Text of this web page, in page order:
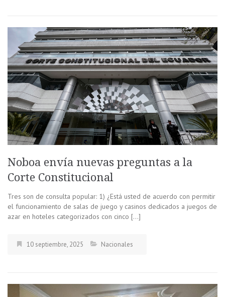
Noboa envía nuevas preguntas a la
Corte Constitucional
Tres son de consulta popular: 1) ¿Está usted de acuerdo con permitir
el funcionamiento de salas de juego y casinos dedicados a juegos de
azar en hoteles categorizados con cinco […]
10 septiembre, 2025 Nacionales